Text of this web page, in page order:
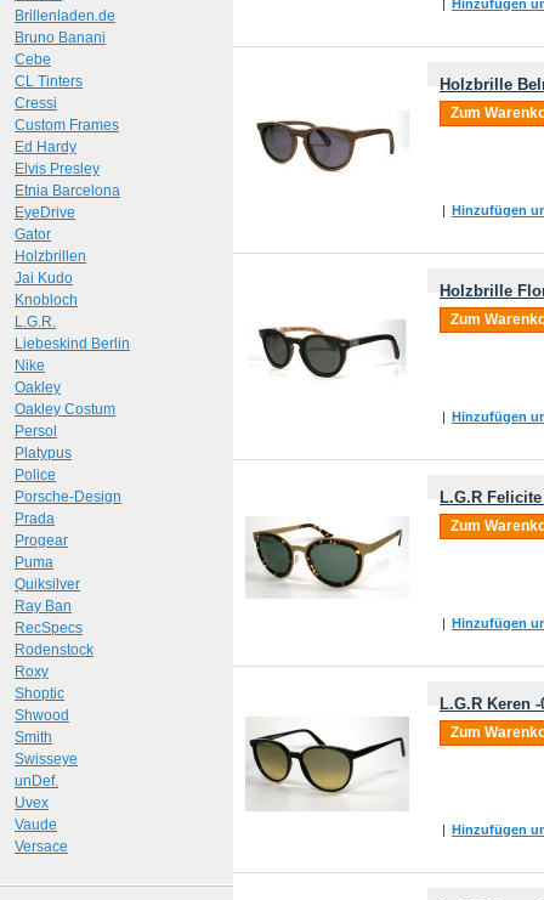
| Hinzufügen
Holzbrille
Zum
| Hinzufügen
Holzbrille
Zum
| Hinzufügen
L.G.R Felicite
Zum
| Hinzufügen
L.G.R Keren -
Zum
| Hinzufügen
Brillenladen.de
Bruno Banani
Cebe
CL Tinters
Cressi
Custom Frames
Ed Hardy
Elvis Presley
Etnia Barcelona
EyeDrive
Gator
Holzbrillen
Jai Kudo
Knobloch
L.G.R.
Liebeskind Berlin
Nike
Oakley
Oakley Costum
Persol
Platypus
Police
Porsche-Design
Prada
Progear
Puma
Quiksilver
Ray Ban
RecSpecs
Rodenstock
Roxy
Shoptic
Shwood
Smith
Swisseye
unDef.
Uvex
Vaude
Versace